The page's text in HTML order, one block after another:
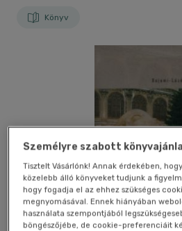
Könyv
Személyre szabott
Tisztelt Vásárlónk! Annak érdekében,
közelebb álló könyveket tudjunk a
hogy fogadja el az ehhez szükséges
megnyomásával. Ennek hiányában
használata szempontjából
böngészőjébe, de cookie-preferenciáit